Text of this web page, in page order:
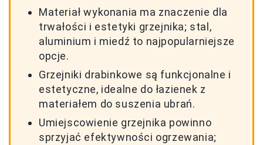
Materiał wykonania ma znaczenie dla
trwałości i estetyki grzejnika; stal,
aluminium i miedź to najpopularniejsze
opcje.
Grzejniki drabinkowe są funkcjonalne i
estetyczne, idealne do łazienek z
materiałem do suszenia ubrań.
Umiejscowienie grzejnika powinno
sprzyjać efektywności ogrzewania;